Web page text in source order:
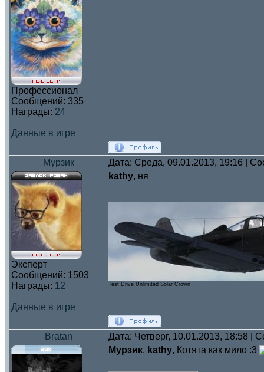
Профессионал
Сообщений: 335
Награды: 24
Данные в игре
Мурзик Дата: Среда, 09.01.2013, 19:16 |
Эксперт
Сообщений: 1503
Награды: 12
Данные в игре
kathy, ня
Test Drive Unlimited Solar Crown
Bratan Дата: Четверг, 10.01.2013, 18:58 |
Мурзик, kathy, Котята как мило :3